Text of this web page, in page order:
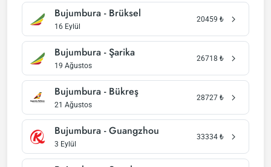
Bujumbura - Brüksel
16 Eylül
20459 ₺
Bujumbura - Şarika
19 Ağustos
26718 ₺
Bujumbura - Bükreş
21 Ağustos
28727 ₺
Bujumbura - Guangzhou
3 Eylül
33334 ₺